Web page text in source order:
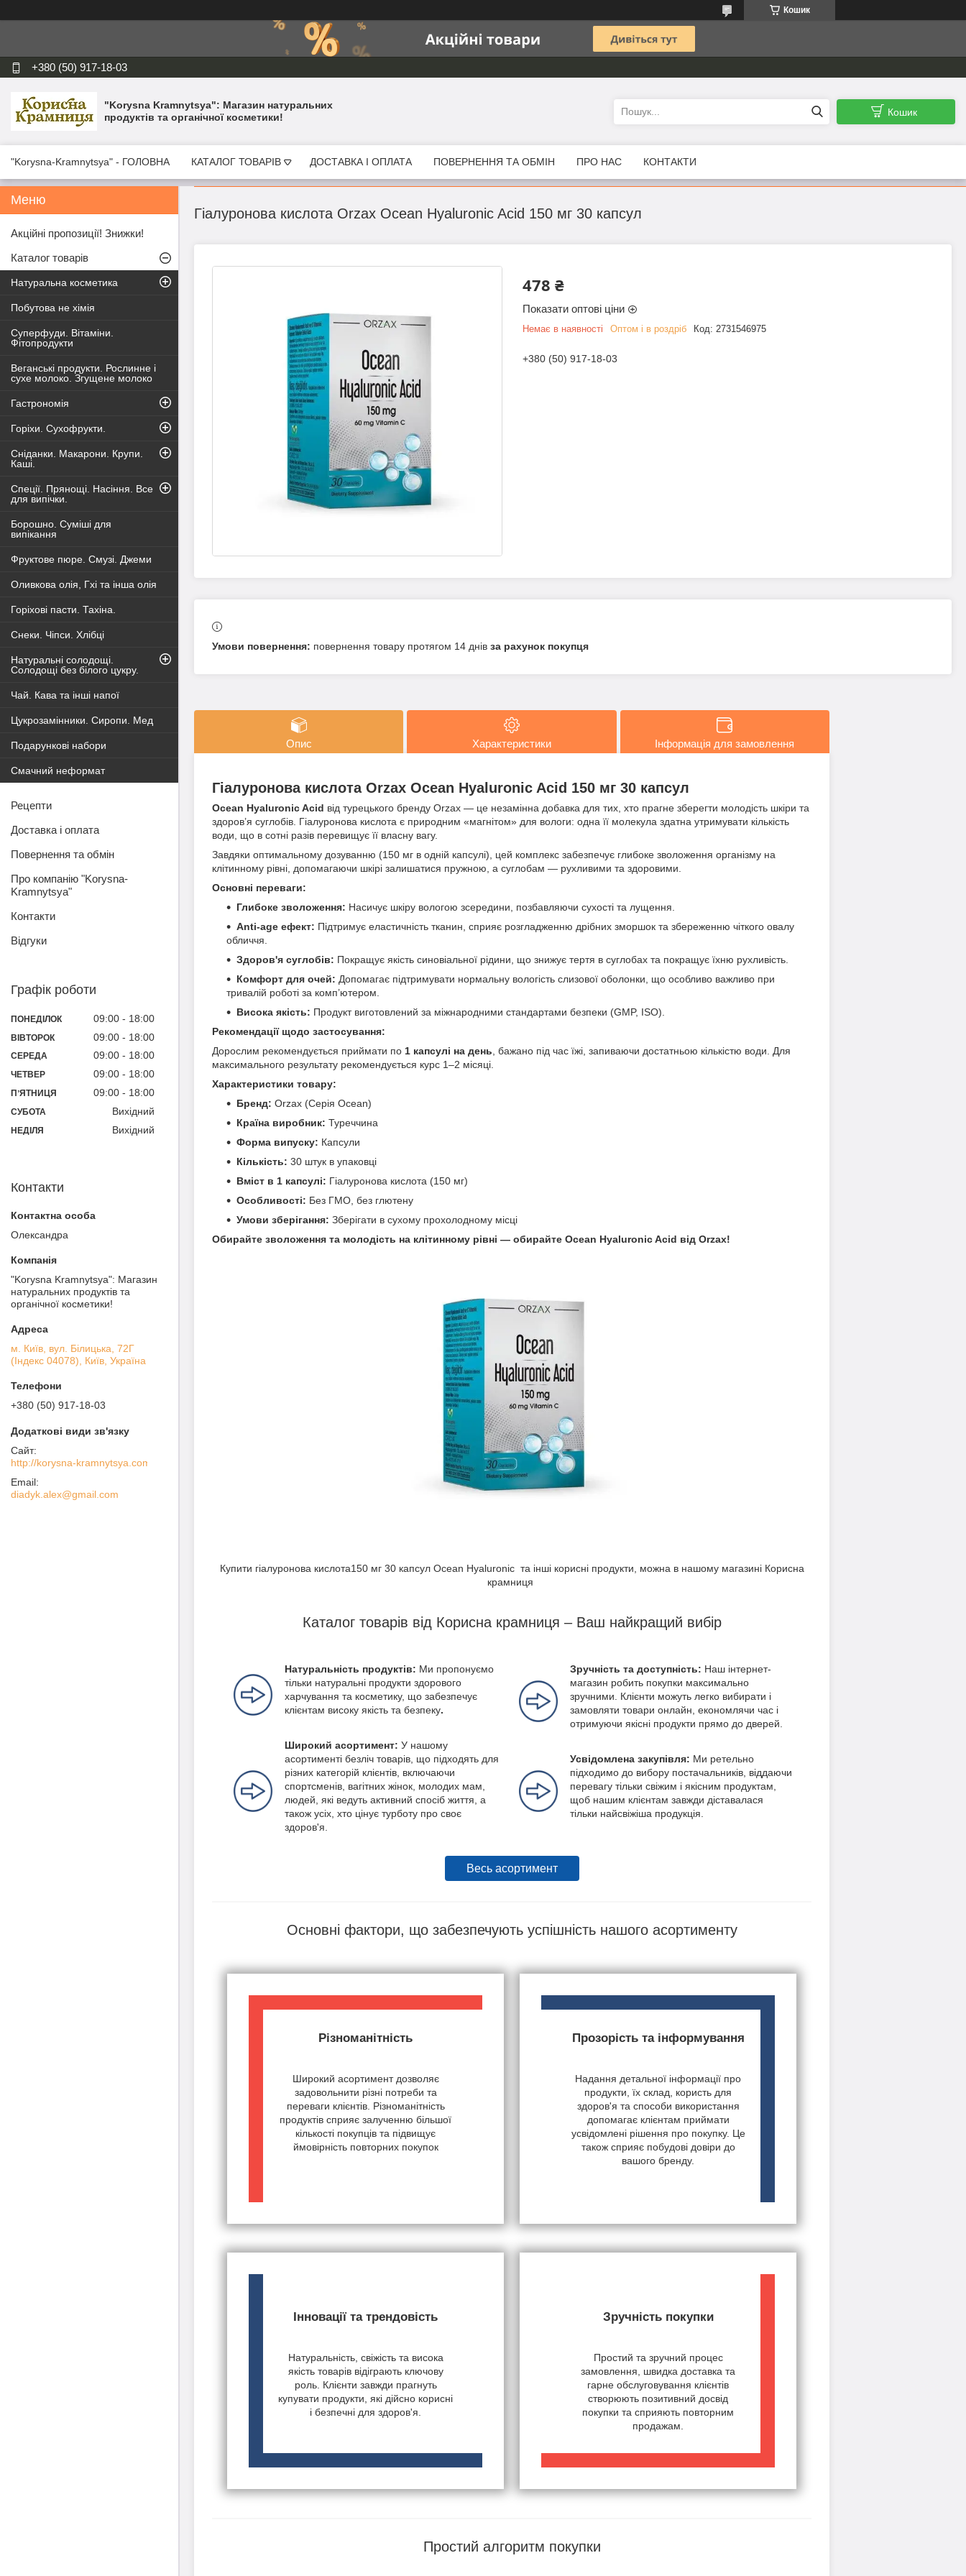
Кошик
+380 (50) 917-18-03
"Korysna Kramnytsya": Магазин натуральних
продуктів та органічної косметики!
Кошик
"Korysna-Kramnytsya" - ГОЛОВНА КАТАЛОГ ТОВАРІВ ДОСТАВКА І ОПЛАТА ПОВЕРНЕННЯ ТА ОБМІН ПРО НАС КОНТАКТИ
Гіалуронова кислота Orzax Ocean Hyaluronic Acid 150 мг 30 капсул
478 ₴
Показати оптові ціни
Немає в наявності Оптом і в роздріб Код: 2731546975
+380 (50) 917-18-03
повернення товару протягом 14 днів за рахунок покупця
Опис Характеристики Інформація для замовлення
Гіалуронова кислота Orzax Ocean Hyaluronic Acid 150 мг 30 капсул
Ocean Hyaluronic Acid від турецького бренду Orzax — це незамінна добавка для тих, хто прагне зберегти молодість шкіри та
здоров’я суглобів. Гіалуронова кислота є природним «магнітом» для вологи: одна її молекула здатна утримувати кількість
води, що в сотні разів перевищує її власну вагу.
Завдяки оптимальному дозуванню (150 мг в одній капсулі), цей комплекс забезпечує глибоке зволоження організму на
клітинному рівні, допомагаючи шкірі залишатися пружною, а суглобам — рухливими та здоровими.
Основні переваги:
Глибоке зволоження: Насичує шкіру вологою зсередини, позбавляючи сухості та лущення.
Anti-age ефект: Підтримує еластичність тканин, сприяє розгладженню дрібних зморшок та збереженню чіткого овалу
обличчя.
Здоров'я суглобів: Покращує якість синовіальної рідини, що знижує тертя в суглобах та покращує їхню рухливість.
Комфорт для очей: Допомагає підтримувати нормальну вологість слизової оболонки, що особливо важливо при
тривалій роботі за комп’ютером.
Висока якість: Продукт виготовлений за міжнародними стандартами безпеки (GMP, ISO).
Рекомендації щодо застосування:
Дорослим рекомендується приймати по 1 капсулі на день, бажано під час їжі, запиваючи достатньою кількістю води. Для
максимального результату рекомендується курс 1–2 місяці.
Характеристики товару:
Бренд: Orzax (Серія Ocean)
Країна виробник: Туреччина
Форма випуску: Капсули
Кількість: 30 штук в упаковці
Вміст в 1 капсулі: Гіалуронова кислота (150 мг)
Особливості: Без ГМО, без глютену
Умови зберігання: Зберігати в сухому прохолодному місці
Обирайте зволоження та молодість на клітинному рівні — обирайте Ocean Hyaluronic Acid від Orzax!
Купити гіалуронова кислота150 мг 30 капсул Ocean Hyaluronic та інші корисні продукти, можна в нашому магазині Корисна
крамниця
Каталог товарів від Корисна крамниця – Ваш найкращий вибір
Натуральність продуктів: Ми пропонуємо
тільки натуральні продукти здорового
харчування та косметику, що забезпечує
клієнтам високу якість та безпеку.
Широкий асортимент: У нашому
асортименті безліч товарів, що підходять для
різних категорій клієнтів, включаючи
спортсменів, вагітних жінок, молодих мам,
людей, які ведуть активний спосіб життя, а
також усіх, хто цінує турботу про своє
здоров'я.
Зручність та доступність: Наш інтернет-
магазин робить покупки максимально
зручними. Клієнти можуть легко вибирати і
замовляти товари онлайн, економлячи час і
отримуючи якісні продукти прямо до дверей.
Усвідомлена закупівля: Ми ретельно
підходимо до вибору постачальників, віддаючи
перевагу тільки свіжим і якісним продуктам,
щоб нашим клієнтам завжди діставалася
тільки найсвіжіша продукція.
Весь асортимент
Основні фактори, що забезпечують успішність нашого асортименту
Різноманітність
Широкий асортимент дозволяє
задовольнити різні потреби та
переваги клієнтів. Різноманітність
продуктів сприяє залученню більшої
кількості покупців та підвищує
ймовірність повторних покупок
Прозорість та інформування
Надання детальної інформації про
продукти, їх склад, користь для
здоров'я та способи використання
допомагає клієнтам приймати
усвідомлені рішення про покупку. Це
також сприяє побудові довіри до
вашого бренду.
Інновації та трендовість
Натуральність, свіжість та висока
якість товарів відіграють ключову
роль. Клієнти завжди прагнуть
купувати продукти, які дійсно корисні
і безпечні для здоров'я.
Зручність покупки
Простий та зручний процес
замовлення, швидка доставка та
гарне обслуговування клієнтів
створюють позитивний досвід
покупки та сприяють повторним
продажам.
Простий алгоритм покупки
Акційні пропозиції! Знижки!
Каталог товарів
Натуральна косметика
Побутова не хімія
Суперфуди. Вітаміни.
Фітопродукти
Веганські продукти. Рослинне і
сухе молоко. Згущене молоко
Гастрономія
Горіхи. Сухофрукти.
Сніданки. Макарони. Крупи.
Каші.
Спеції. Прянощі. Насіння. Все
для випічки.
Борошно. Суміші для
випікання
Фруктове пюре. Смузі. Джеми
Оливкова олія, Гхі та інша олія
Горіхові пасти. Тахіна.
Снеки. Чіпси. Хлібці
Натуральні солодощі.
Солодощі без білого цукру.
Чай. Кава та інші напої
Цукрозамінники. Сиропи. Мед
Подарункові набори
Смачний неформат
Рецепти
Доставка і оплата
Повернення та обмін
Про компанію "Korysna-
Kramnytsya"
Контакти
Відгуки
Графік роботи
ПОНЕДІЛОК 09:00 18:00
ВІВТОРОК 09:00 18:00
СЕРЕДА 09:00 18:00
ЧЕТВЕР 09:00 18:00
ПʼЯТНИЦЯ 09:00 18:00
СУБОТА Вихідний
НЕДІЛЯ Вихідний
Контакти
Олександра
"Korysna Kramnytsya": Магазин
натуральних продуктів та
органічної косметики!
м. Київ, вул. Білицька, 72Г
(Індекс 04078), Київ, Україна
+380 (50) 917-18-03
http://korysna-kramnytsya.com
diadyk.alex@gmail.com